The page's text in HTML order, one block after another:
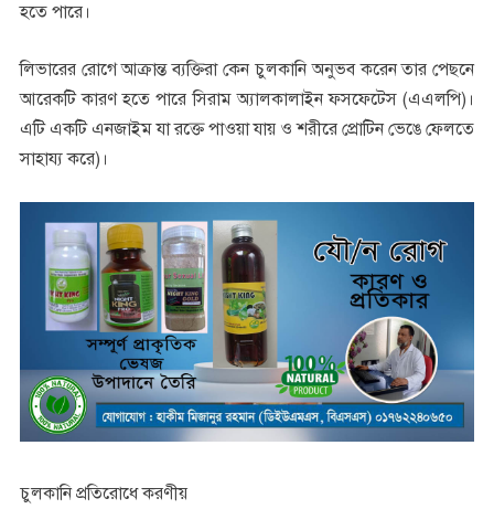
হতে পারে।
লিভারের রোগে আক্রান্ত ব্যক্তিরা কেন চুলকানি অনুভব করেন তার পেছনে
আরেকটি কারণ হতে পারে সিরাম অ্যালকালাইন ফসফেটেস (এএলপি)।
এটি একটি এনজাইম যা রক্তে পাওয়া যায় ও শরীরে প্রোটিন ভেঙে ফেলতে
সাহায্য করে)।
চুলকানি প্রতিরোধে করণীয়